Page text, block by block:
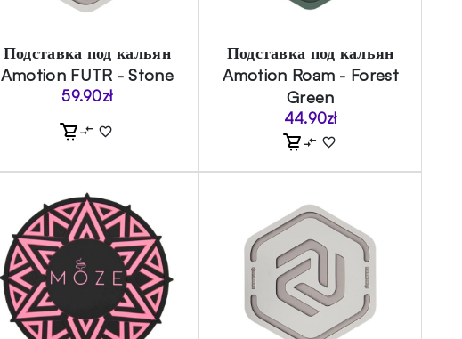
Подставка под кальян
Amotion FUTR - Stone
59.90zł
Подставка под кальян
Amotion Roam - Forest
Green
44.90zł